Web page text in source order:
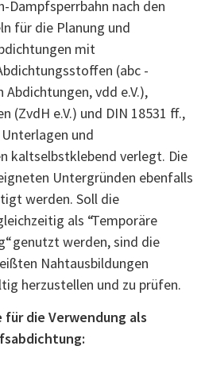
Dampfsperrbahn nach den
für die Planung und
mit
(abc -
Abdichtungen, vdd e.V.),
(ZvdH e.V.) und DIN 18531 ff.,
und
kaltselbstklebend verlegt. Die
Untergründen ebenfalls
werden. Soll die
als “Temporäre
genutzt werden, sind die
Nahtausbildungen
herzustellen und zu prüfen.
die Verwendung als